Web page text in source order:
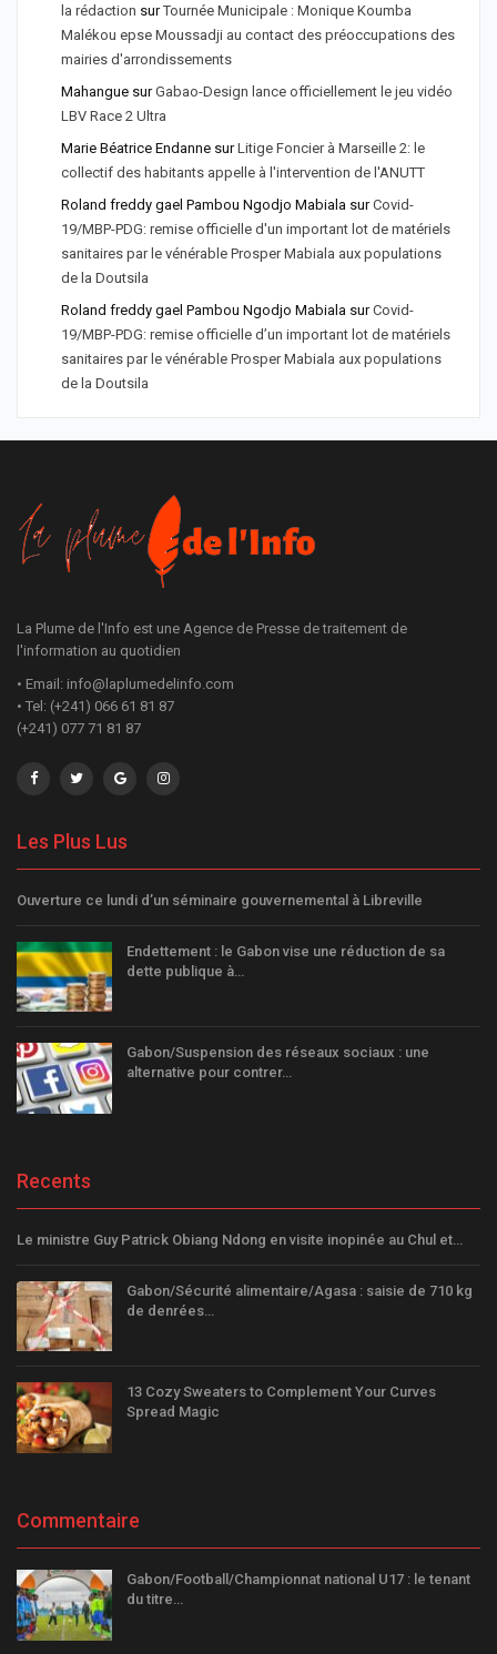
la rédaction surTournée Municipale : Monique Koumba
Malékou epse Moussadji au contact des préoccupations des
mairies d'arrondissements
Mahangue surGabao-Design lance officiellement le jeu vidéo
LBV Race 2 Ultra
Marie Béatrice Endanne surLitige Foncier à Marseille 2: le
collectif des habitants appelle à l'intervention de l'ANUTT
Roland freddy gael Pambou Ngodjo Mabiala surCovid-
19/MBP-PDG: remise officielle d'un important lot de matériels
sanitaires par le vénérable Prosper Mabiala aux populations
de la Doutsila
Roland freddy gael Pambou Ngodjo Mabiala surCovid-
19/MBP-PDG: remise officielle d’un important lot de matériels
sanitaires par le vénérable Prosper Mabiala aux populations
de la Doutsila
La Plume de l'Info est une Agence de Presse de traitement de
l'information au quotidien
• Email: info@laplumedelinfo.com
• Tel: (+241) 066 61 81 87
(+241) 077 71 81 87
Les Plus Lus
Ouverture ce lundi d’un séminaire gouvernemental à Libreville
Endettement : le Gabon vise une réduction de sa
dette publique à…
Gabon/Suspension des réseaux sociaux : une
alternative pour contrer…
Recents
Le ministre Guy Patrick Obiang Ndong en visite inopinée au Chul et…
Gabon/Sécurité alimentaire/Agasa : saisie de 710 kg
de denrées…
13 Cozy Sweaters to Complement Your Curves
Spread Magic
Commentaire
Gabon/Football/Championnat national U17 : le tenant
du titre…